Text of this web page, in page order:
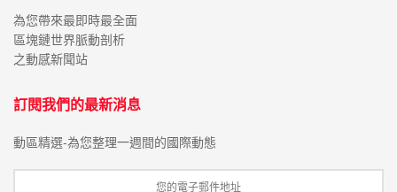
為您帶來最即時最全面
區塊鏈世界脈動剖析
之動感新聞站
訂閱我們的最新消息
動區精選-為您整理一週間的國際動態